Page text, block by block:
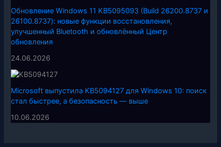
Обновление Windows 11 KB5095093 (Build 26200.8737 и
26100.8737): новые функции восстановления,
улучшенный Bluetooth и обновлённый Центр
обновления
24.06.2026
Microsoft выпустила KB5094127 для Windows 10: поиск
стал быстрее, а безопасность — выше
10.06.2026